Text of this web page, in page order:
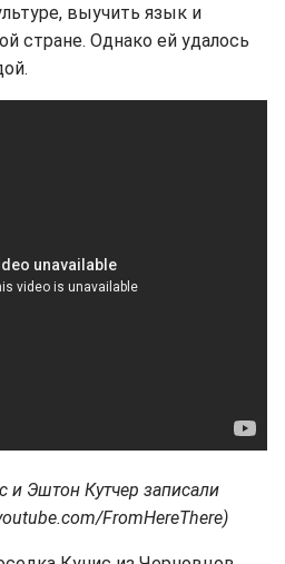
выучить язык и
стране. Однако ей удалось
и Эштон Кутчер записали
FromHereThere)